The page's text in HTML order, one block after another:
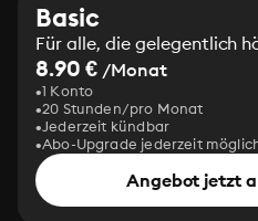
Basic
Für alle, die gelegentlich
8.90 € /Monat
1 Konto
20 Stunden/pro Monat
Jederzeit kündbar
Abo-Upgrade jederzeit
Angebot jetzt